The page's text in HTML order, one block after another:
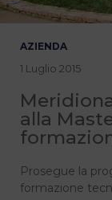
AZIENDA
1 Luglio 2015
alla
Prosegue la
formazione